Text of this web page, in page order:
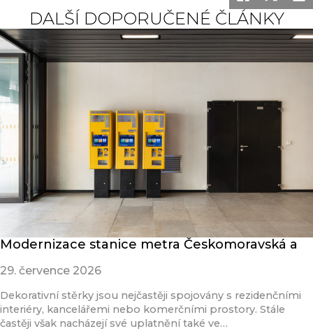
DALŠÍ DOPORUČENÉ ČLÁNKY
Modernizace stanice metra Českomoravská a
29. července 2026
Dekorativní stěrky jsou nejčastěji spojovány s rezidenčními
interiéry, kancelářemi nebo komerčními prostory. Stále
častěji však nacházejí své uplatnění také ve…